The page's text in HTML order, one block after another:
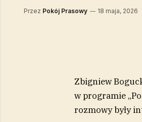
Przez Pokój Prasowy 18 maja, 2026
Zbigniew
w programie
rozmowy były